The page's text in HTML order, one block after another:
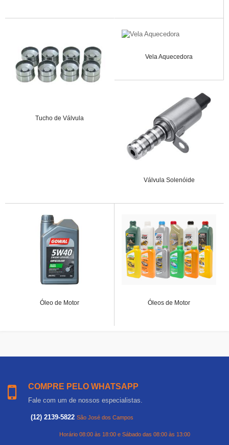
Tucho de Válvula
Vela Aquecedora
Válvula Solenóide
Óleo de Motor Óleos de Motor
COMPRE PELO WHATSAPP
Fale com um de nossos especialistas.
(12) 2139-5822 São José dos Campos
Horário 08:00 às 18:00 e Sábado das 08:00 às 13:00